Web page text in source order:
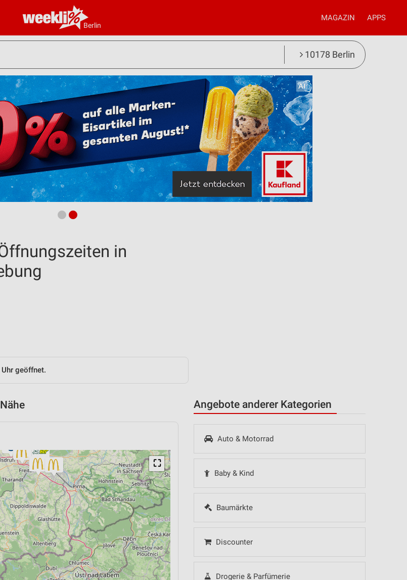
Berlin
MAGAZIN APPS
10178 Berlin
Angebote anderer Kategorien
Auto & Motorrad
Baby & Kind
Baumärkte
Discounter
Drogerie & Parfümerie
in
geöffnet.
⛶